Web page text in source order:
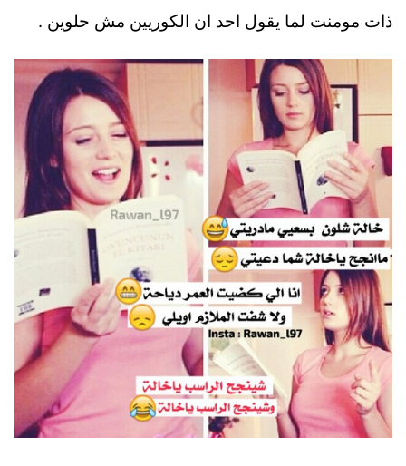
ذات مومنت لما يقول احد ان الكوريين مش حلوين .